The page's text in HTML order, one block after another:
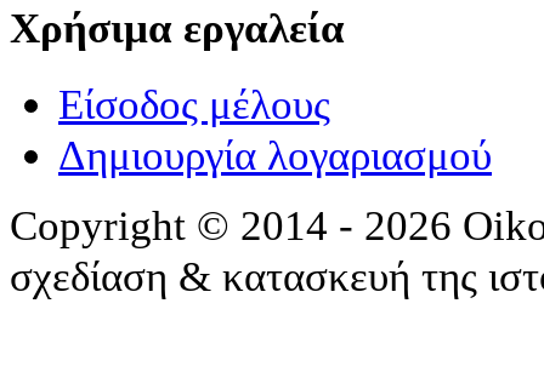
Χρήσιμα εργαλεία
Είσοδος μέλους
Δημιουργία λογαριασμού
Copyright © 2014 - 2026
σχεδίαση & κατασκευή της